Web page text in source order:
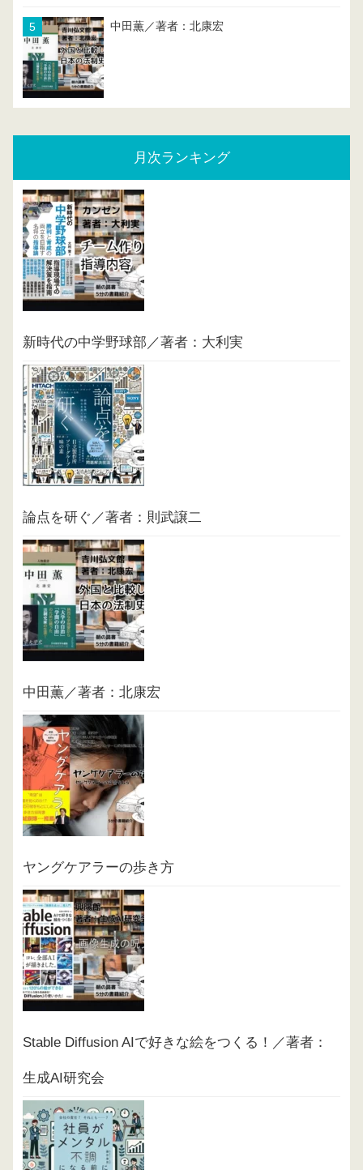
中田薫／著者：北康宏
月次ランキング
新時代の中学野球部／著者：大利実
論点を研ぐ／著者：則武譲二
中田薫／著者：北康宏
ヤングケアラーの歩き方
Stable Diffusion AIで好きな絵をつくる！／著者：
生成AI研究会